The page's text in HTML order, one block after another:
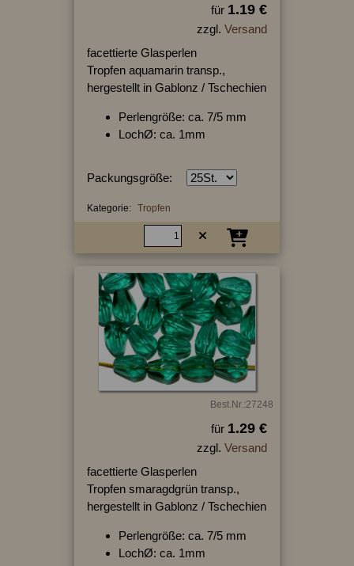
für 1.19 €
zzgl. Versand
facettierte Glasperlen
Tropfen aquamarin transp.,
hergestellt in Gablonz / Tschechien
Perlengröße: ca. 7/5 mm
LochØ: ca. 1mm
Packungsgröße:
Kategorie: Tropfen
Best.Nr.:27248
für 1.29 €
zzgl. Versand
facettierte Glasperlen
Tropfen smaragdgrün transp.,
hergestellt in Gablonz / Tschechien
Perlengröße: ca. 7/5 mm
LochØ: ca. 1mm